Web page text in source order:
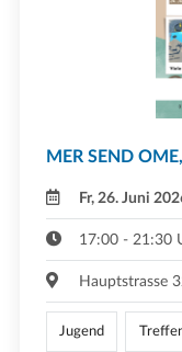
MER SEND
Fr, 26. Juni
17:00 - 21:30
Hauptstrasse
Jugend